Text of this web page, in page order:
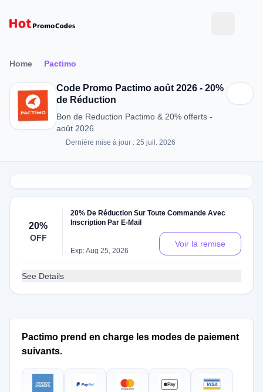
Home Pactimo
Code Promo Pactimo août 2026 - 20%
de Réduction
Bon de Reduction Pactimo & 20% offerts -
août 2026
Dernière mise à jour : 25 juil. 2026
20%
OFF
20% De Réduction Sur Toute Commande Avec
Inscription Par E-Mail
Exp: Aug 25, 2026
Voir la remise
See Details
Pactimo prend en charge les modes de paiement
suivants.